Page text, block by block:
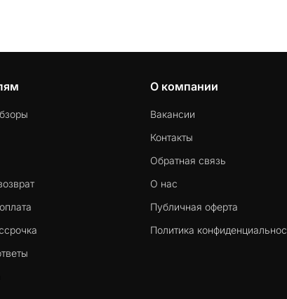
О компании
Вакансии
Контакты
Обратная связь
О нас
Публичная оферта
Политика